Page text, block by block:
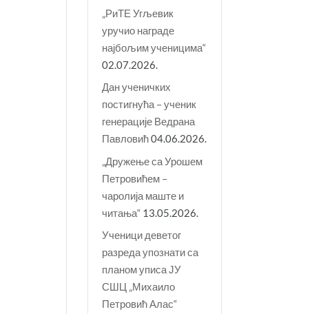
„РиТЕ Угљевик
уручио награде
најбољим ученицима“
02.07.2026.
Дан ученичких
постигнућа – ученик
генерације Ведрана
Павловић04.06.2026.
„Дружење са Урошем
Петровићем –
чаролија маште и
читања“ 13.05.2026.
Ученици деветог
разреда упознати са
планом уписа ЈУ
СШЦ „Михаило
Петровић Алас“